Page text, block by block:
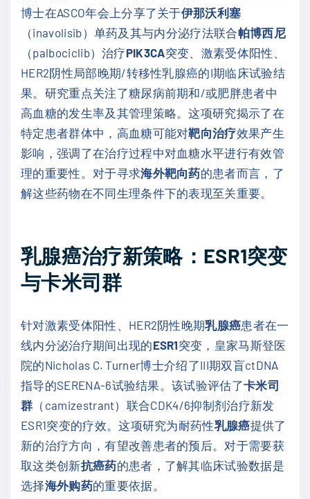
博士在ASCO年会上分享了关于伊那沃利塞
（inavolisib）单药及其与内分泌疗法联合帕博西尼
（palbociclib）治疗PIK3CA突变、激素受体阳性、
HER2阴性局部晚期/转移性乳腺癌的I期临床试验结
果。研究重点关注了糖尿病前期和/或肥胖患者中
高血糖的发生率及其管理策略。这项研究揭示了在
特定患者群体中，高血糖可能对靶向治疗效果产生
影响，强调了在治疗过程中对血糖水平进行有效管
理的重要性。对于寻求海外靶向药的患者而言，了
解这些药物在不同生理条件下的表现至关重要。
乳腺癌治疗新策略：ESR1突变
与卡米司群
针对激素受体阳性、HER2阴性晚期乳腺癌患者在一
线内分泌治疗期间出现的ESR1突变，皇家马斯登医
院的Nicholas C. Turner博士介绍了III期双盲ctDNA
指导的SERENA-6试验结果。该试验评估了卡米司
群 （camizestrant）联合CDK4/6抑制剂治疗新发
ESR1突变的疗效。这项研究为耐药性乳腺癌提供了
新的治疗方向，有望改善患者的预后。对于需要获
取这类创新抗癌药的患者，了解其临床试验数据是
选择海外购药的重要依据。